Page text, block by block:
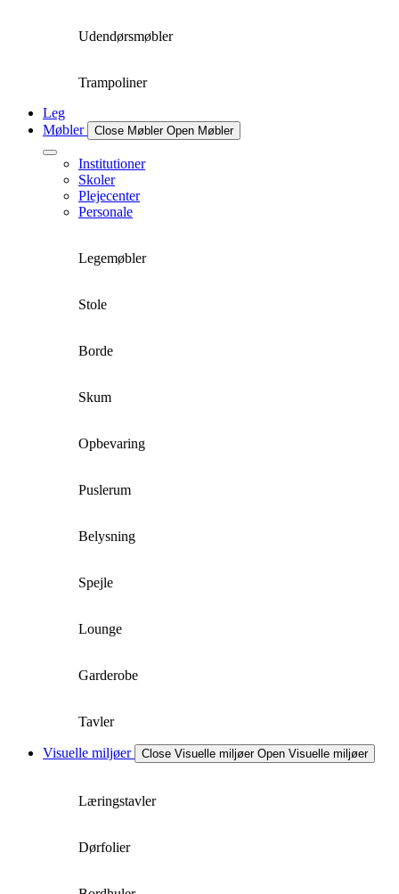
Udendørsmøbler
Trampoliner
Leg
Møbler
Close Møbler Open Møbler
Institutioner
Skoler
Plejecenter
Personale
Legemøbler
Stole
Borde
Skum
Opbevaring
Puslerum
Belysning
Spejle
Lounge
Garderobe
Tavler
Visuelle miljøer Close Visuelle miljøer Open Visuelle miljøer
Læringstavler
Dørfolier